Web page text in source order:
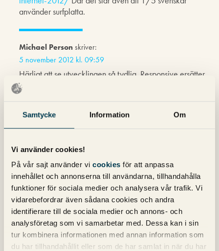
Samtycke Information Om
Vi använder cookies!
På vår sajt använder vi cookies för att anpassa
innehållet och annonserna till användarna, tillhandahålla
funktioner för sociala medier och analysera vår trafik. Vi
vidarebefordrar även sådana cookies och andra
identifierare till de sociala medier och annons- och
analysföretag som vi samarbetar med. Dessa kan i sin
tur kombinera informationen med annan information som
du har tillhandahållit eller som de har samlat in när du har
använder surfplatta.
Michael Personskriver:
5 november 2012 kl. 09:59
Härligt att se utvecklingen så tydlig. Responsive ersätter
mycket av det som gjorts med Appar tills idag, mest på
grund av att kunden fått bestämma val av teknik.
Jag tror på Responsive Webb helt och det kommer en stor
våg under 2013 då folk använder datorer mindre och går
telefoner.
För mig en ganska förutsägbar trend…
Pingback: Responsiv design - för- och nackdelar |
Sökmotorkonsult.se
Pingback: Internetworld Topp100 | Anne-Lie Lokko's
noteringar